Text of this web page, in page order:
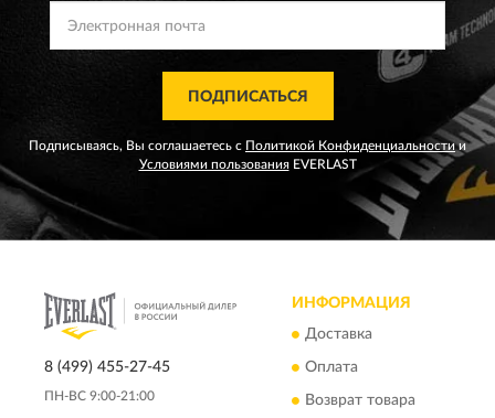
ПОДПИСАТЬСЯ
Подписываясь, Вы соглашаетесь с Политикой Конфиденциальности и
Условиями пользованияEVERLAST
8 (499) 455-27-45
ПН-ВС 9:00-21:00
ИНФОРМАЦИЯ
Доставка
Оплата
Возврат товара